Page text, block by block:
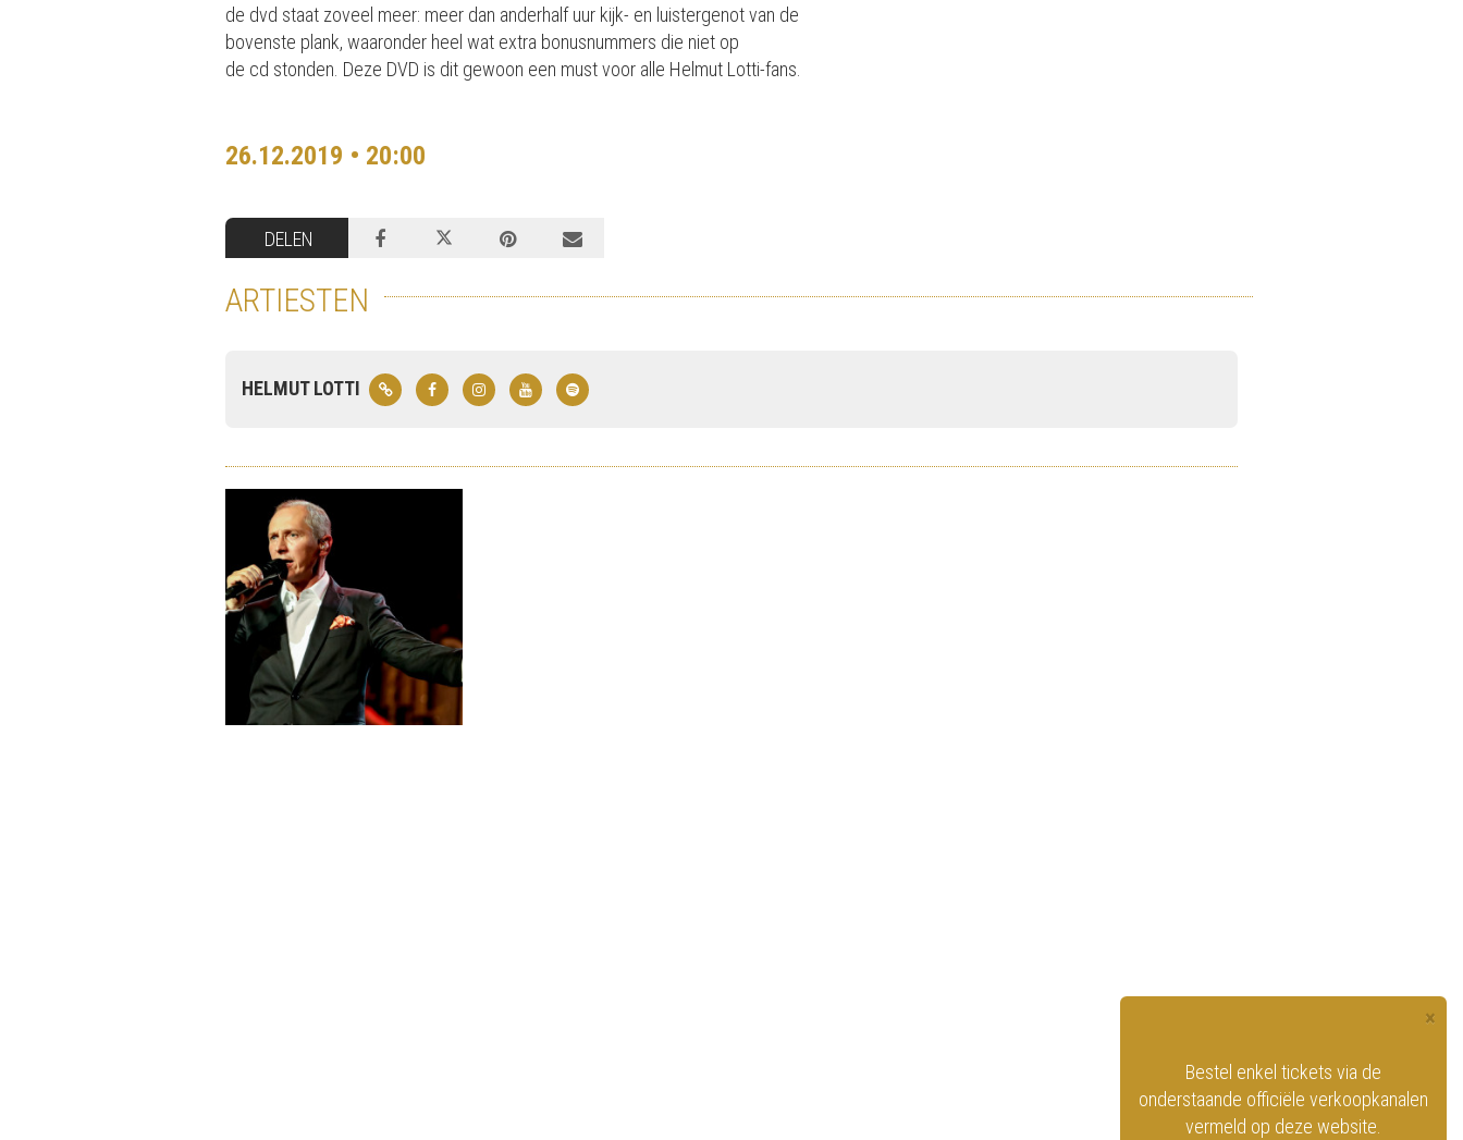
de dvd staat zoveel meer: meer dan anderhalf uur kijk- en luistergenot van de
bovenste plank, waaronder heel wat extra bonusnummers die niet op
de cd stonden. Deze DVD is dit gewoon een must voor alle Helmut Lotti-fans.
26.12.2019 • 20:00
DELEN
ARTIESTEN
HELMUT LOTTI
×
Bestel enkel tickets via de
onderstaande officiële verkoopkanalen
vermeld op deze website.